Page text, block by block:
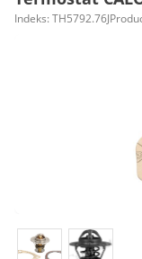
Indeks: TH5792.76J